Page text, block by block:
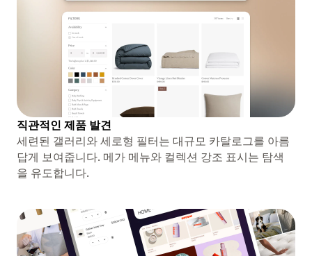
직관적인 제품 발견
세련된 갤러리와 세로형 필터는 대규모 카탈로그를 아름
답게 보여줍니다. 메가 메뉴와 컬렉션 강조 표시는 탐색
을 유도합니다.